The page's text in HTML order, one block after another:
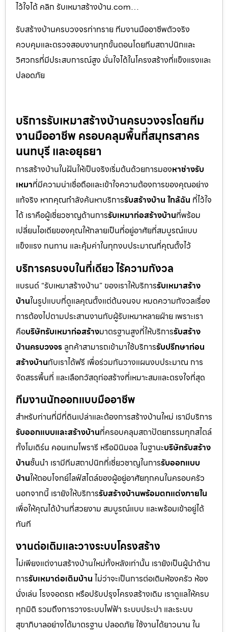
ไว้ใจได้ คลิก รับเหมาสร้างบ้าน.com…
รับสร้างบ้านครบวงจรท่าทราย ทีมงานมืออาชีพตัวจริง
ควบคุมและตรวจสอบงานทุกขั้นตอนโดยทีมสถาปนิกและ
วิศวกรที่มีประสบการณ์สูง มั่นใจได้ในโครงสร้างที่แข็งแรงและ
ปลอดภัย
บริการรับเหมาสร้างบ้านครบวงจรโดยทีม
งานมืออาชีพ ครอบคลุมพื้นที่สมุทรสาคร
นนทบุรี และอยุธยา
การสร้างบ้านในฝันให้เป็นจริงเริ่มต้นด้วยการมองหาช่างรับ
เหมาที่มีความน่าเชื่อถือและเข้าใจความต้องการของคุณอย่าง
แท้จริง หากคุณกำลังค้นหาบริการรับสร้างบ้าน ใกล้ฉัน ที่ไว้ใจ
ได้ เราคือผู้เชี่ยวชาญด้านการรับเหมาก่อสร้างบ้านที่พร้อม
เปลี่ยนไอเดียของคุณให้กลายเป็นที่อยู่อาศัยที่สมบูรณ์แบบ
แข็งแรง ทนทาน และคุ้มค่าในทุกงบประมาณที่คุณตั้งไว้
บริการครบจบในที่เดียว ไร้ความกังวล
แบรนด์ “รับเหมาสร้างบ้าน” ของเราให้บริการรับเหมาสร้าง
บ้านในรูปแบบที่ดูแลคุณตั้งแต่ต้นจนจบ หมดความกังวลเรื่อง
การต้องไปตามประสานงานกับผู้รับเหมาหลายฝ่าย เพราะเรา
คือบริษัทรับเหมาก่อสร้างมาตรฐานสูงที่ให้บริการรับสร้าง
บ้านครบวงจร ลูกค้าสามารถเข้ามาใช้บริการรับปรึกษาก่อน
สร้างบ้านกับเราได้ฟรี เพื่อร่วมกันวางแผนงบประมาณ การ
จัดสรรพื้นที่ และเลือกวัสดุก่อสร้างที่เหมาะสมและตรงใจที่สุด
ทีมงานนักออกแบบมืออาชีพ
สำหรับท่านที่มีที่ดินเปล่าและต้องการสร้างบ้านใหม่ เรามีบริการ
รับออกแบบและสร้างบ้านที่ครอบคลุมสถาปัตยกรรมทุกสไตล์
ทั้งโมเดิร์น คอนเทมโพรารี หรือมินิมอล ในฐานะบริษัทรับสร้าง
บ้านชั้นนำ เรามีทีมสถาปนิกที่เชี่ยวชาญในการรับออกแบบ
บ้านให้ตอบโจทย์ไลฟ์สไตล์ของผู้อยู่อาศัยทุกคนในครอบครัว
นอกจากนี้ เรายังให้บริการรับสร้างบ้านพร้อมตกแต่งภายใน
เพื่อให้คุณได้บ้านที่สวยงาม สมบูรณ์แบบ และพร้อมเข้าอยู่ได้
ทันที
งานต่อเติมและวางระบบโครงสร้าง
ไม่เพียงแต่งานสร้างบ้านใหม่ทั้งหลังเท่านั้น เรายังเป็นผู้นำด้าน
การรับเหมาต่อเติมบ้าน ไม่ว่าจะเป็นการต่อเติมห้องครัว ห้อง
นั่งเล่น โรงจอดรถ หรือปรับปรุงโครงสร้างเดิม เราดูแลให้ครบ
ทุกมิติ รวมถึงการวางระบบไฟฟ้า ระบบประปา และระบบ
สุขาภิบาลอย่างได้มาตรฐาน ปลอดภัย ใช้งานได้ยาวนาน ใน